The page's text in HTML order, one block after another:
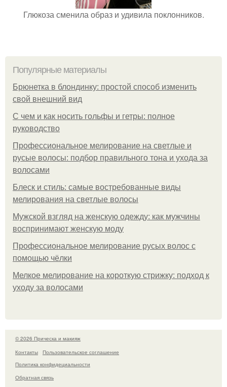
Глюкоза сменила образ и удивила поклонников.
Популярные материалы
Брюнетка в блондинку: простой способ изменить
свой внешний вид
С чем и как носить гольфы и гетры: полное
руководство
Профессиональное мелирование на светлые и
русые волосы: подбор правильного тона и ухода за
волосами
Блеск и стиль: самые востребованные виды
мелирования на светлые волосы
Мужской взгляд на женскую одежду: как мужчины
воспринимают женскую моду
Профессиональное мелирование русых волос с
помощью чёлки
Мелкое мелирование на короткую стрижку: подход к
уходу за волосами
© 2026 Прическа и макияж
Контакты
Пользовательское соглашение
Политика конфидециальности
Обратная связь